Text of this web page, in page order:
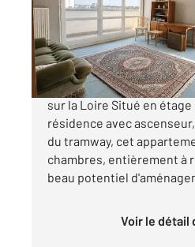
Appartement F3 à
176 990 €
MANGIN : T3 à rénover
sur la Loire Situé en étage
résidence avec
du tramway, cet
chambres, entièrement à
beau potentiel
Voir le détail